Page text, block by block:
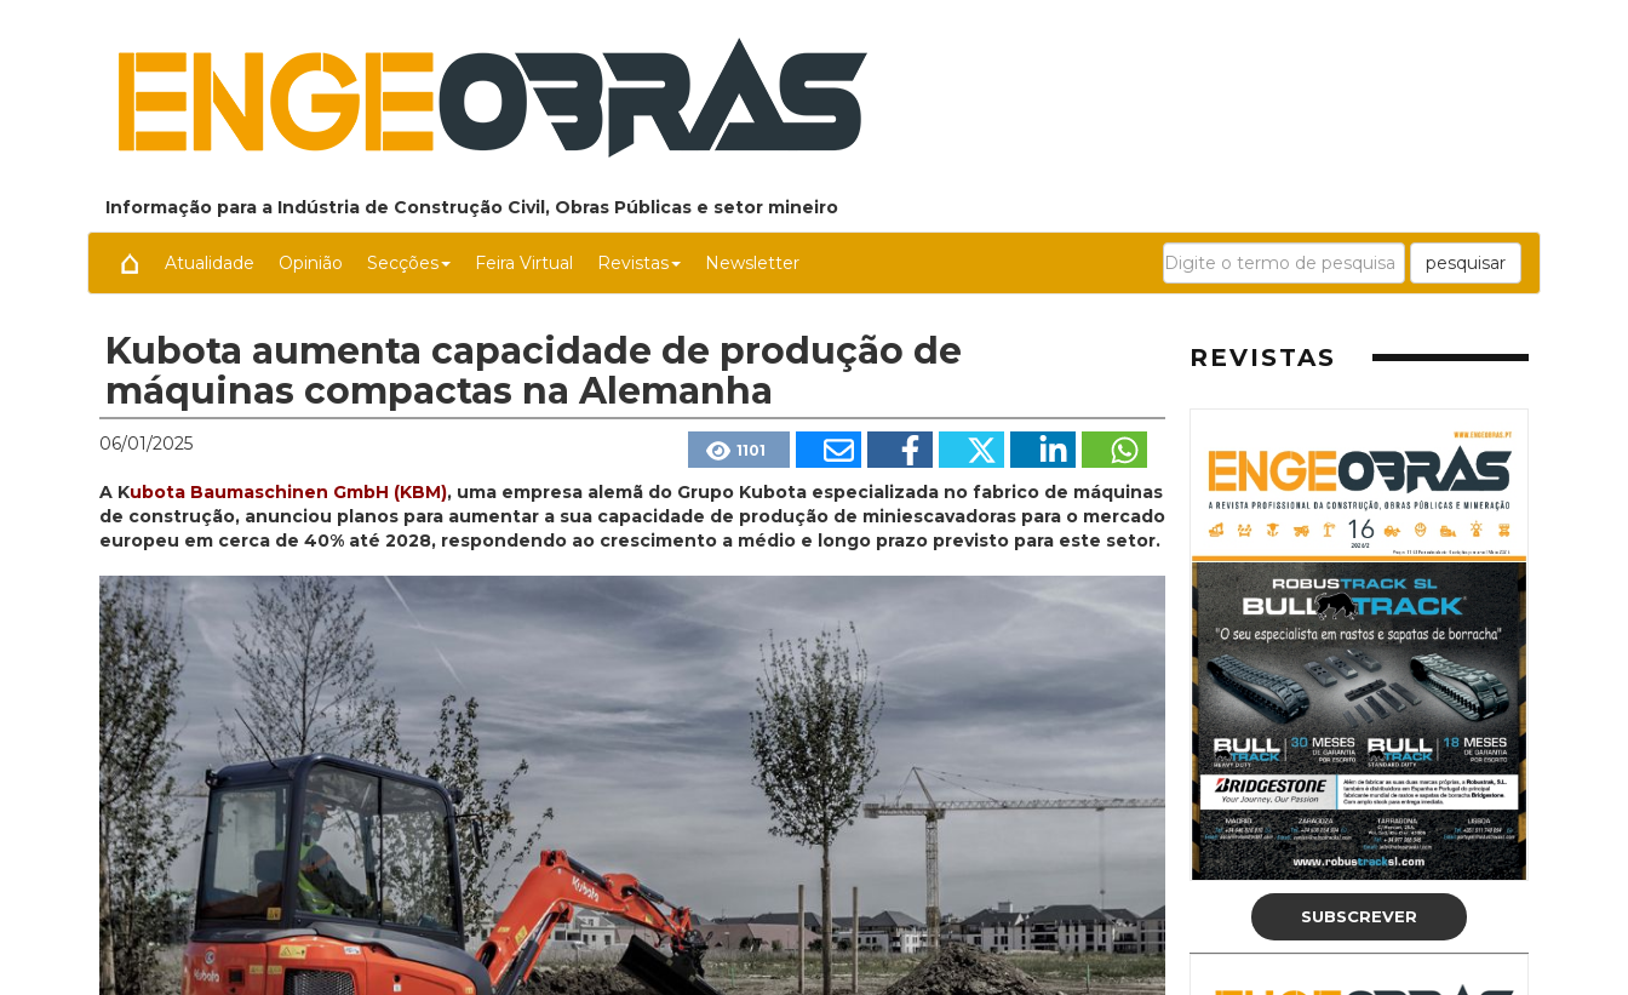
Informação para a Indústria de Construção Civil, Obras Públicas e setor mineiro
Atualidade Opinião Secções Feira Virtual Revistas Newsletter pesquisar
Kubota aumenta capacidade de produção de
máquinas compactas na Alemanha
06/01/2025 1101
A Kubota Baumaschinen GmbH (KBM), uma empresa alemã do Grupo Kubota especializada no fabrico de máquinas
de construção, anunciou planos para aumentar a sua capacidade de produção de miniescavadoras para o mercado
europeu em cerca de 40% até 2028, respondendo ao crescimento a médio e longo prazo previsto para este setor.
REVISTAS
SUBSCREVER